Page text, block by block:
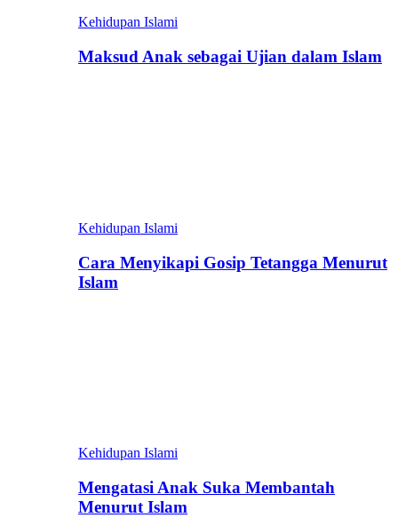
Kehidupan Islami
Maksud Anak sebagai Ujian dalam Islam
Kehidupan Islami
Cara Menyikapi Gosip Tetangga Menurut
Islam
Kehidupan Islami
Mengatasi Anak Suka Membantah
Menurut Islam